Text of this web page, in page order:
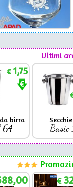
Ultimi
€1,75
birra
64 Basic
€